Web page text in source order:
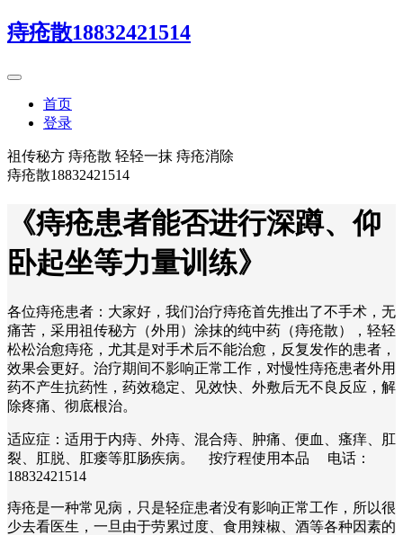
痔疮散18832421514
首页
登录
祖传秘方 痔疮散 轻轻一抹 痔疮消除
痔疮散18832421514
《痔疮患者能否进行深蹲、仰
卧起坐等力量训练》
各位痔疮患者：大家好，我们治疗痔疮首先推出了不手术，无
痛苦，采用祖传秘方（外用）涂抹的纯中药（痔疮散），轻轻
松松治愈痔疮，尤其是对手术后不能治愈，反复发作的患者，
效果会更好。治疗期间不影响正常工作，对慢性痔疮患者外用
药不产生抗药性，药效稳定、见效快、外敷后无不良反应，解
除疼痛、彻底根治。
适应症：适用于内痔、外痔、混合痔、肿痛、便血、瘙痒、肛
裂、肛脱、肛瘘等肛肠疾病。 按疗程使用本品 电话：
18832421514
痔疮是一种常见病，只是轻症患者没有影响正常工作，所以很
少去看医生，一旦由于劳累过度、食用辣椒、酒等各种因素的